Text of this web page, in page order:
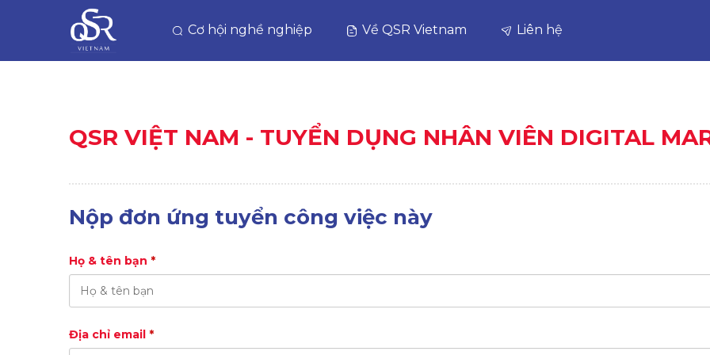
Cơ hội nghề nghiệp Về QSR Vietnam Liên hệ
QSR VIỆT NAM - TUYỂN DỤNG NHÂN VIÊN DIGITAL
Nộp đơn ứng tuyển công việc này
Họ & tên bạn *
Địa chỉ email *